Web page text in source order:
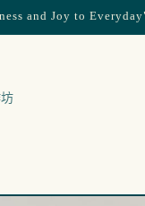
and Joy to